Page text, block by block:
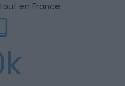
en France